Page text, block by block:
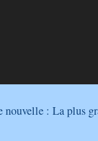
nouvelle : La plus